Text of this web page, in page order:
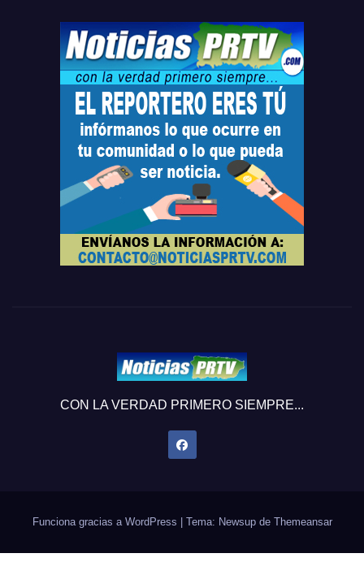
CON LA VERDAD PRIMERO SIEMPRE...
Funciona gracias a WordPress | Tema: Newsup de Themeansar